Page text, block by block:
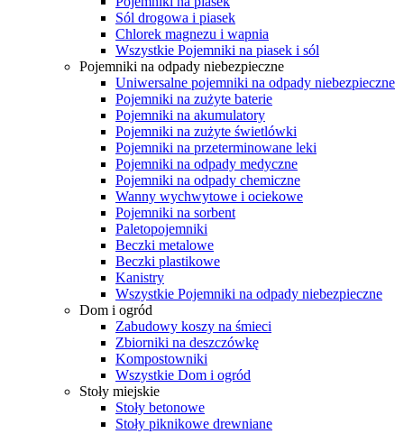
Sól drogowa i piasek
Chlorek magnezu i wapnia
Wszystkie Pojemniki na piasek i sól
Pojemniki na odpady niebezpieczne
Uniwersalne pojemniki na odpady niebezpieczne
Pojemniki na zużyte baterie
Pojemniki na akumulatory
Pojemniki na zużyte świetlówki
Pojemniki na przeterminowane leki
Pojemniki na odpady medyczne
Pojemniki na odpady chemiczne
Wanny wychwytowe i ociekowe
Pojemniki na sorbent
Paletopojemniki
Beczki metalowe
Beczki plastikowe
Kanistry
Wszystkie Pojemniki na odpady niebezpieczne
Dom i ogród
Zabudowy koszy na śmieci
Zbiorniki na deszczówkę
Kompostowniki
Wszystkie Dom i ogród
Stoły miejskie
Stoły betonowe
Stoły piknikowe drewniane